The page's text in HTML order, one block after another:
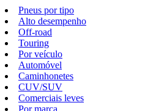
Pneus por tipo
Alto desempenho
Off-road
Touring
Por veículo
Automóvel
Caminhonetes
CUV/SUV
Comerciais leves
Por marca